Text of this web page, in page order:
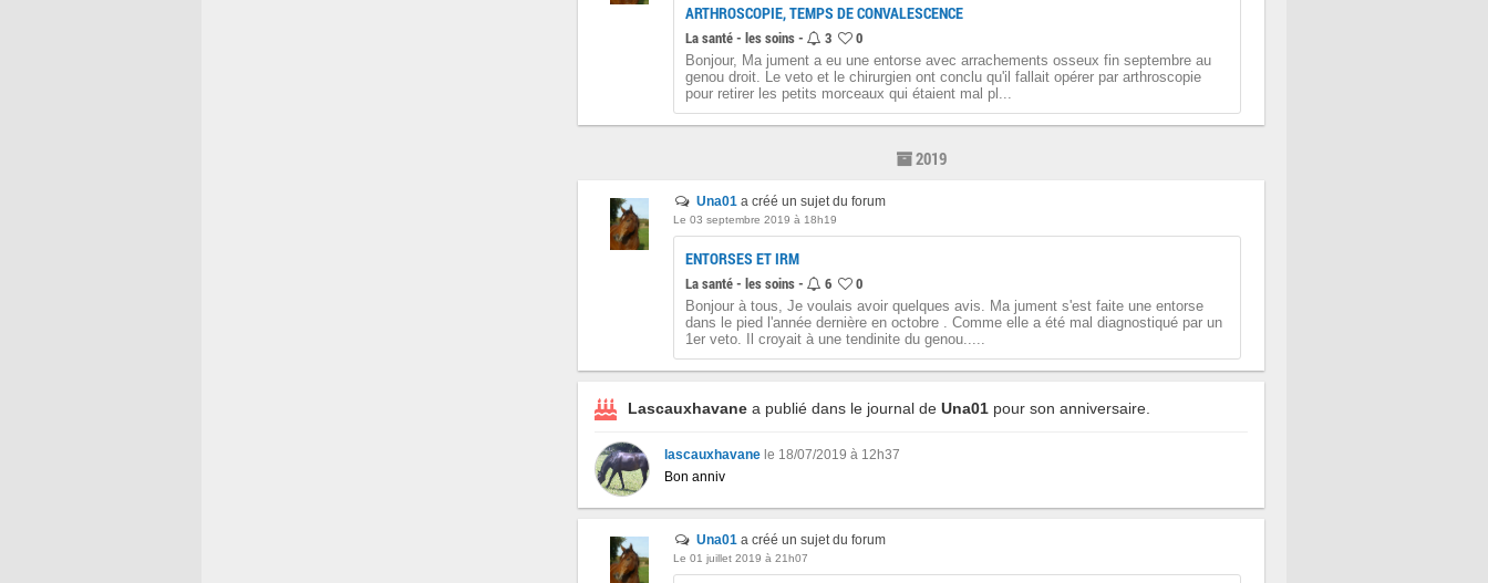
ARTHROSCOPIE, TEMPS DE CONVALESCENCE
La santé - les soins - 3 0
Bonjour, Ma jument a eu une entorse avec arrachements osseux fin septembre au
genou droit. Le veto et le chirurgien ont conclu qu'il fallait opérer par arthroscopie
pour retirer les petits morceaux qui étaient mal pl...
2019
Una01 a créé un sujet du forum
Le 03 septembre 2019 à 18h19
ENTORSES ET IRM
La santé - les soins - 6 0
Bonjour à tous, Je voulais avoir quelques avis. Ma jument s'est faite une entorse
dans le pied l'année dernière en octobre . Comme elle a été mal diagnostiqué par un
1er veto. Il croyait à une tendinite du genou.....
Lascauxhavane a publié dans le journal de Una01 pour son anniversaire.
lascauxhavane le 18/07/2019 à 12h37
Bon anniv
Una01 a créé un sujet du forum
Le 01 juillet 2019 à 21h07